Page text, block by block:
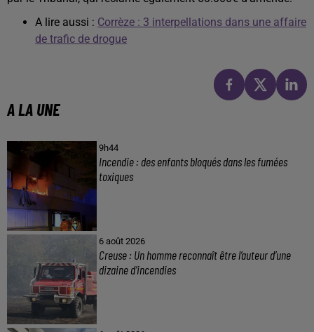
A lire aussi : Corrèze : 3 interpellations dans une affaire
de trafic de drogue
A LA UNE
9h44
Incendie : des enfants bloqués dans les fumées
toxiques
6 août 2026
Creuse : Un homme reconnaît être l’auteur d’une
dizaine d’incendies